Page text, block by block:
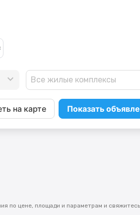
Все жилые комплексы
на карте Показать
по цене, площади и параметрам и